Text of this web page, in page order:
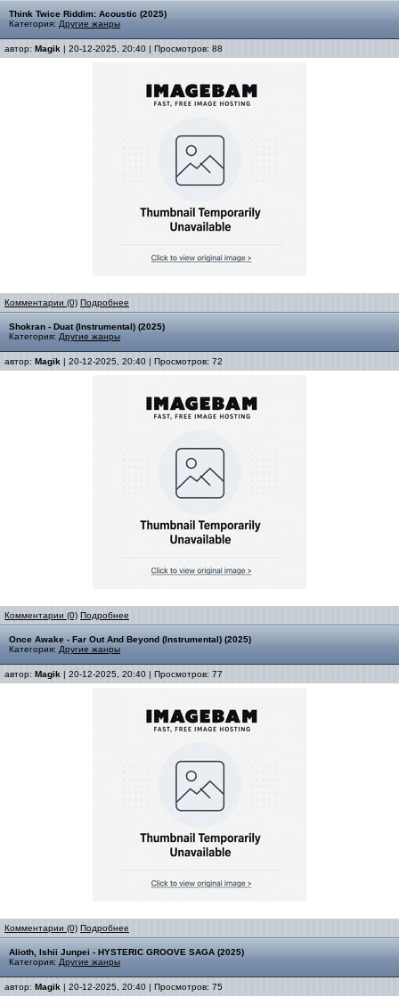
Think Twice Riddim: Acoustic (2025)
Категория: Другие жанры
автор: Magik | 20-12-2025, 20:40 | Просмотров: 88
Комментарии (0) Подробнее
Shokran - Duat (Instrumental) (2025)
Категория: Другие жанры
автор: Magik | 20-12-2025, 20:40 | Просмотров: 72
Комментарии (0) Подробнее
Once Awake - Far Out And Beyond (Instrumental) (2025)
Категория: Другие жанры
автор: Magik | 20-12-2025, 20:40 | Просмотров: 77
Комментарии (0) Подробнее
Alioth, Ishii Junpei - HYSTERIC GROOVE SAGA (2025)
Категория: Другие жанры
автор: Magik | 20-12-2025, 20:40 | Просмотров: 75